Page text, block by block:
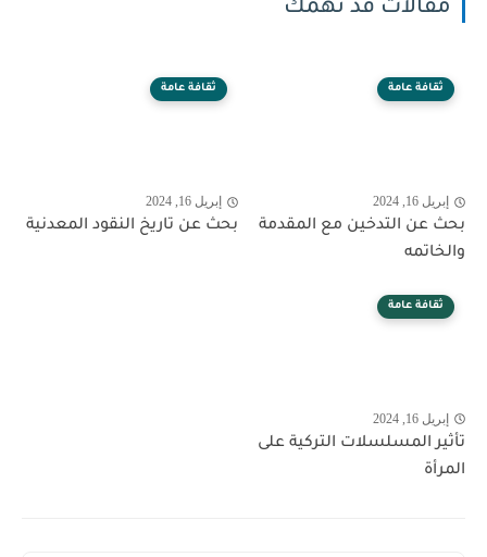
مقالات قد تهمك
ثقافة عامة
إبريل 16, 2024
بحث عن التدخين مع المقدمة
والخاتمه
ثقافة عامة
إبريل 16, 2024
بحث عن تاريخ النقود المعدنية
ثقافة عامة
إبريل 16, 2024
تأثير المسلسلات التركية على
المرأة